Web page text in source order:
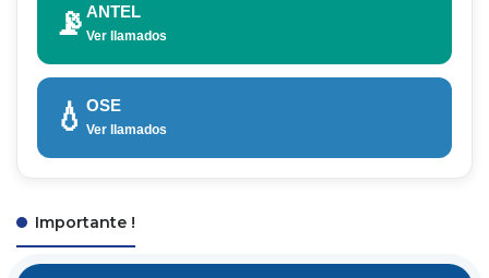
📡 ANTEL
Ver llamados
💧 OSE
Ver llamados
Importante !